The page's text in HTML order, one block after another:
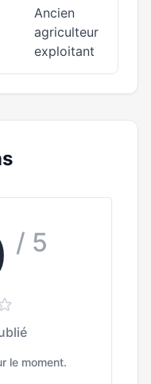
Ancien
agriculteur
exploitant
/ 5
le moment.